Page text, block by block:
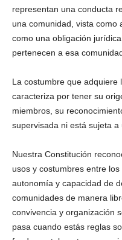
representan una conducta
una comunidad, vista como
como una obligación
pertenecen a esa
La costumbre que
caracteriza por tener su
miembros, su
supervisada ni está sujeta
Nuestra Constitución
usos y costumbres entre
autonomía y capacidad de
comunidades de manera
convivencia y organización
pasa cuando estás reglas